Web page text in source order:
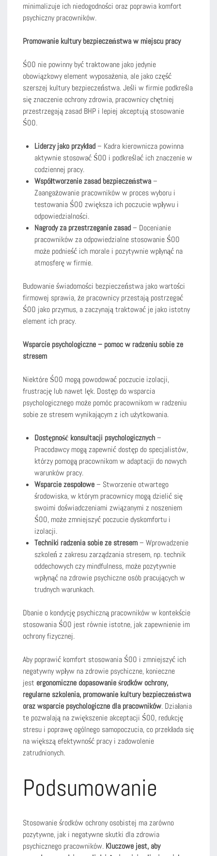
minimalizuje ich niedogodności oraz poprawia komfort
psychiczny pracowników.
Promowanie kultury bezpieczeństwa w miejscu pracy
ŚOO nie powinny być traktowane jako jedynie
obowiązkowy element wyposażenia, ale jako część
szerszej kultury bezpieczeństwa. Jeśli w firmie podkreśla
się znaczenie ochrony zdrowia, pracownicy chętniej
przestrzegają zasad BHP i lepiej akceptują stosowanie
ŚOO.
Liderzy jako przykład– Kadra kierownicza powinna
aktywnie stosować ŚOO i podkreślać ich znaczenie w
codziennej pracy.
Współtworzenie zasad bezpieczeństwa–
Zaangażowanie pracowników w proces wyboru i
testowania ŚOO zwiększa ich poczucie wpływu i
odpowiedzialności.
Nagrody za przestrzeganie zasad– Docenianie
pracowników za odpowiedzialne stosowanie ŚOO
może podnieść ich morale i pozytywnie wpłynąć na
atmosferę w firmie.
Budowanie świadomości bezpieczeństwa jako wartości
firmowej sprawia, że pracownicy przestają postrzegać
ŚOO jako przymus, a zaczynają traktować je jako istotny
element ich pracy.
Wsparcie psychologiczne – pomoc w radzeniu sobie ze
stresem
Niektóre ŚOO mogą powodować poczucie izolacji,
frustrację lub nawet lęk. Dostęp do wsparcia
psychologicznego może pomóc pracownikom w radzeniu
sobie ze stresem wynikającym z ich użytkowania.
Dostępność konsultacji psychologicznych–
Pracodawcy mogą zapewnić dostęp do specjalistów,
którzy pomogą pracownikom w adaptacji do nowych
warunków pracy.
Wsparcie zespołowe– Stworzenie otwartego
środowiska, w którym pracownicy mogą dzielić się
swoimi doświadczeniami związanymi z noszeniem
ŚOO, może zmniejszyć poczucie dyskomfortu i
izolacji.
Techniki radzenia sobie ze stresem– Wprowadzenie
szkoleń z zakresu zarządzania stresem, np. technik
oddechowych czy mindfulness, może pozytywnie
wpłynąć na zdrowie psychiczne osób pracujących w
trudnych warunkach.
Dbanie o kondycję psychiczną pracowników w kontekście
stosowania ŚOO jest równie istotne, jak zapewnienie im
ochrony fizycznej.
Aby poprawić komfort stosowania ŚOO i zmniejszyć ich
negatywny wpływ na zdrowie psychiczne, konieczne
jest ergonomiczne dopasowanie środków ochrony,
regularne szkolenia, promowanie kultury bezpieczeństwa
oraz wsparcie psychologiczne dla pracowników. Działania
te pozwalają na zwiększenie akceptacji ŚOO, redukcję
stresu i poprawę ogólnego samopoczucia, co przekłada się
na większą efektywność pracy i zadowolenie
zatrudnionych.
Podsumowanie
Stosowanie środków ochrony osobistej ma zarówno
pozytywne, jak i negatywne skutki dla zdrowia
psychicznego pracowników. Kluczowe jest, aby